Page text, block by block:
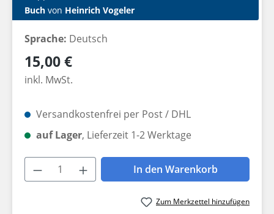
Buch von Heinrich Vogeler
Sprache: Deutsch
Regulärer Preis:
15,00 €
inkl. MwSt.
Versandkostenfrei per Post / DHL
auf Lager, Lieferzeit 1-2 Werktage
Produkt Anzahl: Gib den
In den Warenkorb
Zum Merkzettel hinzufügen